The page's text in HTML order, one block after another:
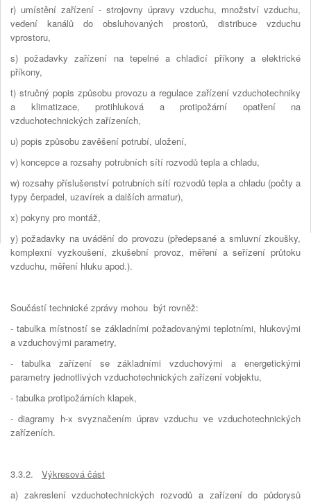
r) umístění zařízení - strojovny úpravy vzduchu, množství vzduchu,
vedení kanálů do obsluhovaných prostorů, distribuce vzduchu
vprostoru,
s) požadavky zařízení na tepelné a chladicí příkony a elektrické
příkony,
t) stručný popis způsobu provozu a regulace zařízení vzduchotechniky
a klimatizace, protihluková a protipožární opatření na
vzduchotechnických zařízeních,
u) popis způsobu zavěšení potrubí, uložení,
v) koncepce a rozsahy potrubních sítí rozvodů tepla a chladu,
w) rozsahy příslušenství potrubních sítí rozvodů tepla a chladu (počty a
typy čerpadel, uzavírek a dalších armatur),
x) pokyny pro montáž,
y) požadavky na uvádění do provozu (předepsané a smluvní zkoušky,
komplexní vyzkoušení, zkušební provoz, měření a seřízení průtoku
vzduchu, měření hluku apod.).
Součástí technické zprávy mohou být rovněž:
- tabulka místností se základními požadovanými teplotními, hlukovými
a vzduchovými parametry,
- tabulka zařízení se základními vzduchovými a energetickými
parametry jednotlivých vzduchotechnických zařízení vobjektu,
- tabulka protipožárních klapek,
- diagramy h-x svyznačením úprav vzduchu ve vzduchotechnických
zařízeních.
3.3.2. Výkresová část
a) zakreslení vzduchotechnických rozvodů a zařízení do půdorysů